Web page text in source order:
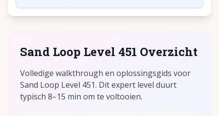
Sand Loop Level 451 Overzicht
Volledige walkthrough en oplossingsgids voor
Sand Loop Level 451. Dit expert level duurt
typisch 8–15 min om te voltooien.